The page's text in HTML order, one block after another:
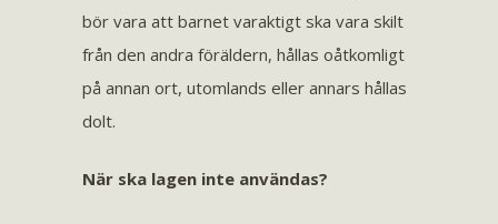
bör vara att barnet varaktigt ska vara skilt
från den andra föräldern, hållas oåtkomligt
på annan ort, utomlands eller annars hållas
dolt.
När ska lagen inte användas?